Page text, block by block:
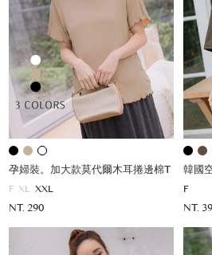
孕婦裝。加大款莫代爾木耳捲邊棉T
F XL XXL
NT. 290
F
NT.